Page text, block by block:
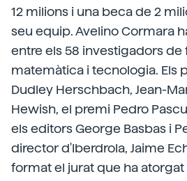
12 milions i una beca de 2
seu equip. Avelino Cormara
entre els 58 investigadors de
matemàtica i tecnologia. Els
Dudley Herschbach, Jean-
Hewish, el premi Pedro
els editors George Basbas i
director d'Iberdrola, Jaime
format el jurat que ha